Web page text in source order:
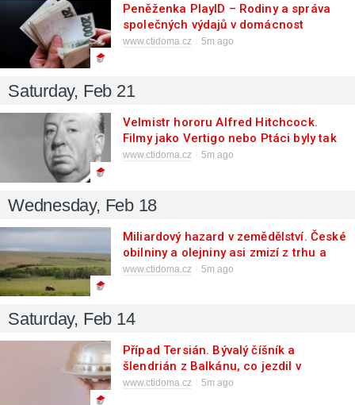
Peněženka PlayID – Rodiny a správa
společných výdajů v domácnost
www.ctidoma.cz 5m ago
Saturday, Feb 21
Velmistr hororu Alfred Hitchcock.
Filmy jako Vertigo nebo Ptáci byly tak
děsivé, že při nich diváci museli zavírat
www.ctidoma.cz 5m ago
Wednesday, Feb 18
Miliardový hazard v zemědělství. České
obilniny a olejniny asi zmizí z trhu a
budeme jíst pouze mimoevropské
www.ctidoma.cz 5m ago
Saturday, Feb 14
Případ Tersián. Bývalý číšník a
šlendrián z Balkánu, co jezdil v
bavoráku a pak se po něm slehla
www.ctidoma.cz 5m ago